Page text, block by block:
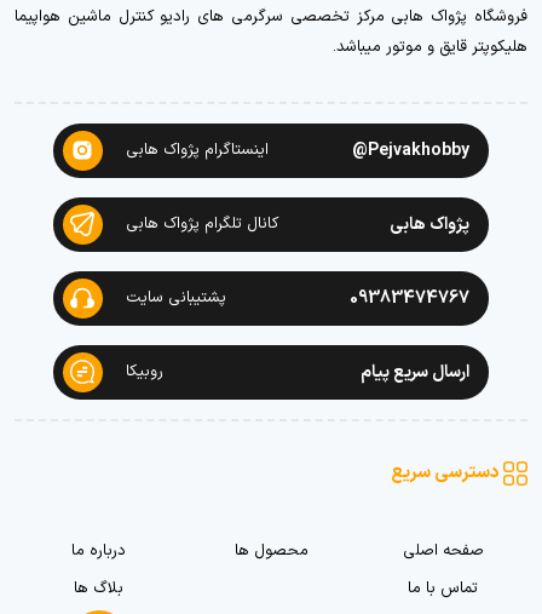
فروشگاه پژواک هابی مرکز تخصصی سرگرمی های رادیو کنترل ماشین هواپیما
هلیکوپتر قایق و موتور میباشد.
Pejvakhobby@ اینستاگرام پژواک هابی
پژواک هابی کانال تلگرام پژواک هابی
09383474767 پشتیبانی سایت
ارسال سریع پیام روبیکا
دسترسی سریع
صفحه اصلی محصول ها
درباره ما
تماس با ما
بلاگ ها